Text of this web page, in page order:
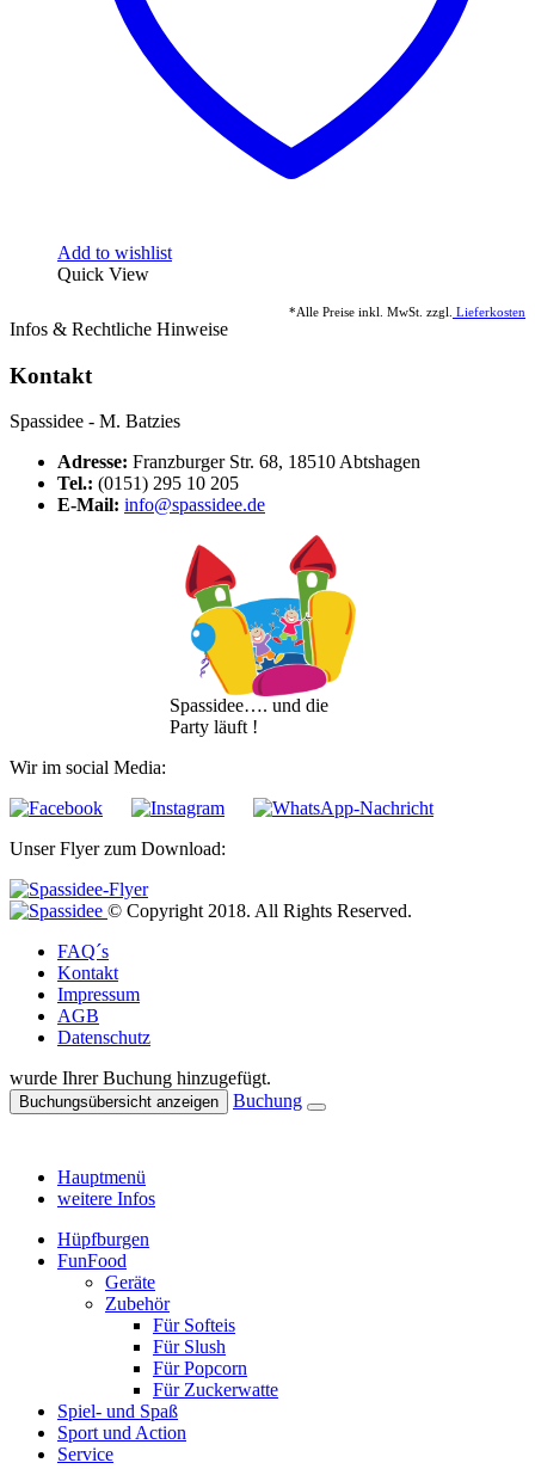
Add to wishlist
Quick View
*Alle Preise inkl. MwSt. zzgl. Lieferkosten
Infos & Rechtliche Hinweise
Kontakt
Spassidee - M. Batzies
Adresse: Franzburger Str. 68, 18510 Abtshagen
Tel.: (0151) 295 10 205
E-Mail: info@spassidee.de
Spassidee…. und die
Party läuft !
Wir im social Media:
Unser Flyer zum Download:
© Copyright 2018. All Rights Reserved.
FAQ´s
Kontakt
Impressum
AGB
Datenschutz
wurde Ihrer Buchung hinzugefügt.
Buchungsübersicht anzeigen Buchung
Hauptmenü
weitere Infos
Hüpfburgen
FunFood
Geräte
Zubehör
Für Softeis
Für Slush
Für Popcorn
Für Zuckerwatte
Spiel- und Spaß
Sport und Action
Service